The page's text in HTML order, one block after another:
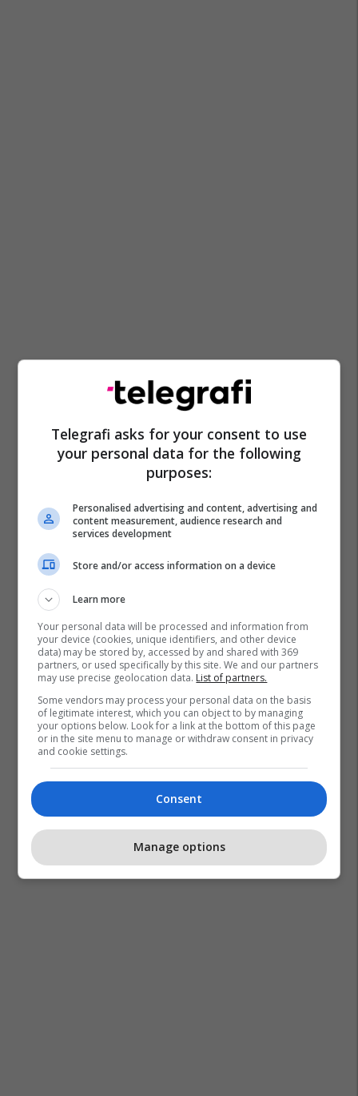
Telegrafi asks for your consent to use
your personal data for the following
purposes:
Personalised advertising and content, advertising and
content measurement, audience research and
services development
Store and/or access information on a device
Learn more
Your personal data will be processed and information from
your device (cookies, unique identifiers, and other device
data) may be stored by, accessed by and shared with 369
partners, or used specifically by this site. We and our partners
may use precise geolocation data. List of partners.
Some vendors may process your personal data on the basis
of legitimate interest, which you can object to by managing
your options below. Look for a link at the bottom of this page
or in the site menu to manage or withdraw consent in privacy
and cookie settings.
Consent
Manage options